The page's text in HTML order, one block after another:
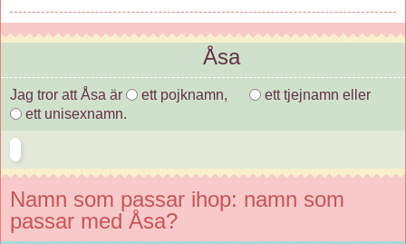
Åsa
Jag tror att Åsa är ett pojknamn,
ett tjejnamn eller
ett unisexnamn.
Namn som passar ihop: namn som
passar med Åsa?